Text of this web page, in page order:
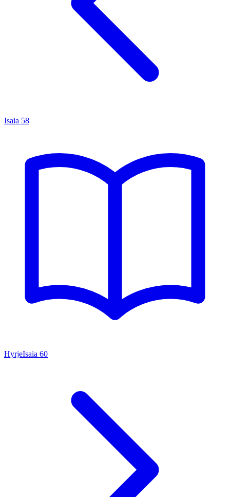
Isaia 58
HyrjeIsaia 60